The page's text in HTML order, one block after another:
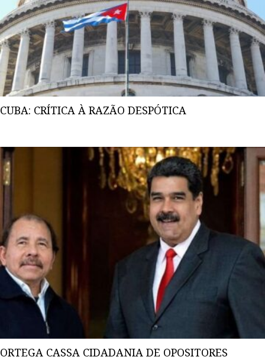
CUBA: CRÍTICA À RAZÃO DESPÓTICA
ORTEGA CASSA CIDADANIA DE OPOSITORES